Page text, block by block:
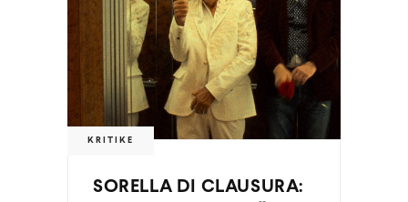
KRITIKE
SORELLA DI CLAUSURA: